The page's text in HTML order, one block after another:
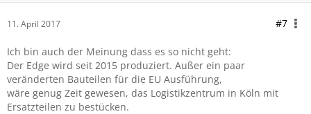
11. April 2017 #7
Ich bin auch der Meinung dass es so nicht geht:
Der Edge wird seit 2015 produziert. Außer ein paar
veränderten Bauteilen für die EU Ausführung,
wäre genug Zeit gewesen, das Logistikzentrum in Köln mit
Ersatzteilen zu bestücken.